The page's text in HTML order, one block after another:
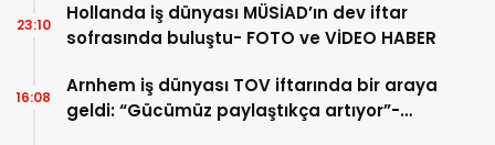
Hollanda iş dünyası MÜSİAD’ın dev iftar
sofrasında buluştu- FOTO ve VİDEO HABER
23:10
Arnhem iş dünyası TOV iftarında bir araya
geldi: “Gücümüz paylaştıkça artıyor”-
16:08